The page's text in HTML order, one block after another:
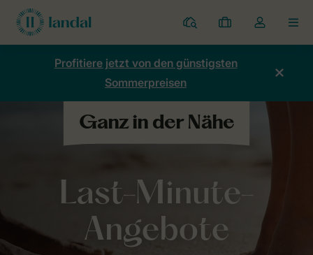
Ferienparks
Meine
Buchungen
Dropdown-
Menü
Kontos
Profitiere jetzt von den günstigsten
Sommerpreisen
Last-Minute-
Angebote